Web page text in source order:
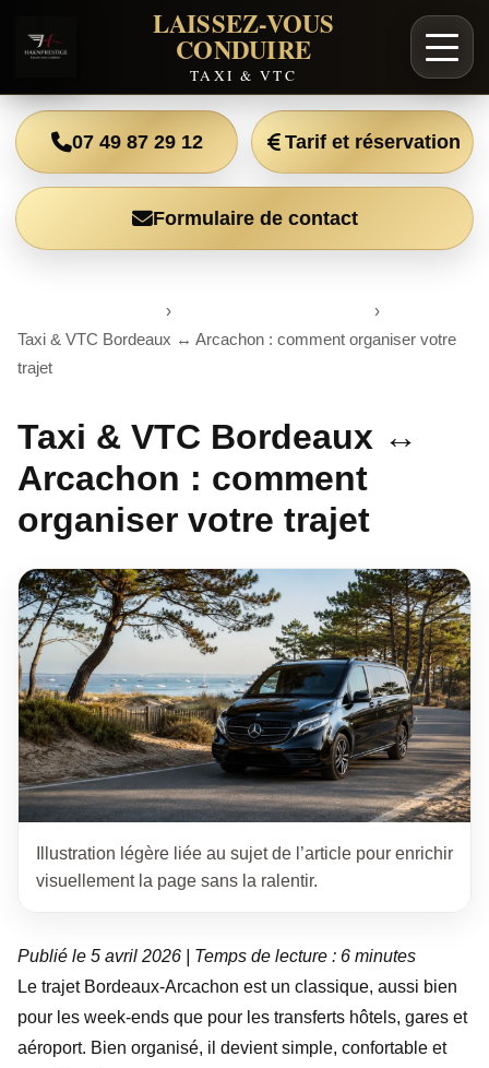
LAISSEZ-VOUS
CONDUIRE
TAXI & VTC
07 49 87 29 12 Tarif et réservation
Formulaire de contact
›
›
Taxi & VTC Bordeaux ↔ Arcachon : comment organiser votre
trajet
Taxi & VTC Bordeaux ↔
Arcachon : comment
organiser votre trajet
Illustration légère liée au sujet de l’article pour enrichir
visuellement la page sans la ralentir.
Publié le 5 avril 2026 | Temps de lecture : 6 minutes
Le trajet Bordeaux-Arcachon est un classique, aussi bien
pour les week-ends que pour les transferts hôtels, gares et
aéroport. Bien organisé, il devient simple, confortable et